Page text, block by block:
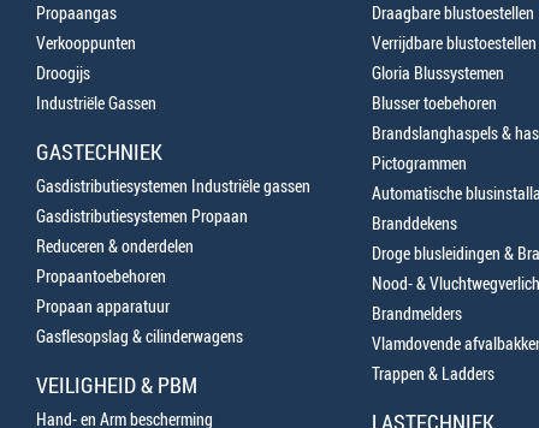
Propaangas
Verkooppunten
Droogijs
Industriële Gassen
GASTECHNIEK
Gasdistributiesystemen Industriële gassen
Gasdistributiesystemen Propaan
Reduceren & onderdelen
Propaantoebehoren
Propaan apparatuur
Gasflesopslag & cilinderwagens
VEILIGHEID & PBM
Hand- en Arm bescherming
Draagbare blustoestellen
Verrijdbare blustoestellen
Gloria Blussystemen
Blusser toebehoren
Brandslanghaspels &
Pictogrammen
Automatische
Branddekens
Droge blusleidingen &
Nood- &
Brandmelders
Vlamdovende
Trappen & Ladders
LASTECHNIEK